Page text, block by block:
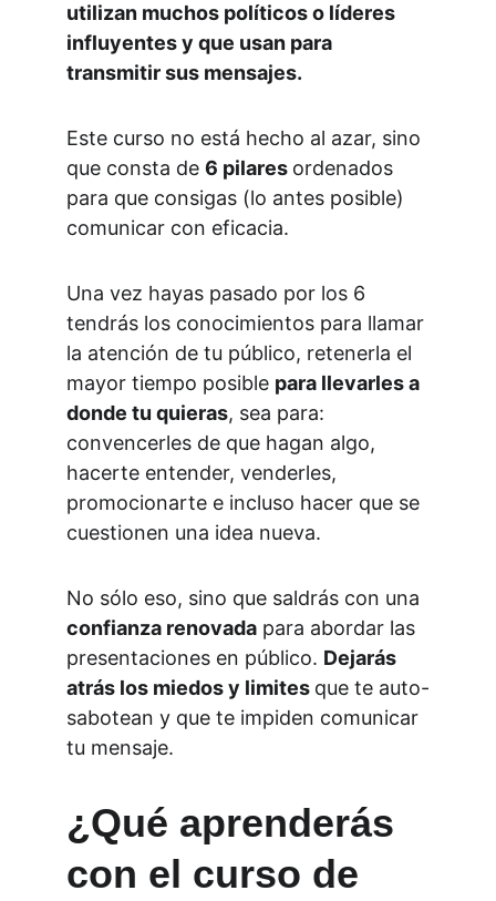
utilizan muchos políticos o líderes
influyentes y que usan para
transmitir sus mensajes.
Este curso no está hecho al azar, sino
que consta de 6 pilares ordenados
para que consigas (lo antes posible)
comunicar con eficacia.
Una vez hayas pasado por los 6
tendrás los conocimientos para llamar
la atención de tu público, retenerla el
mayor tiempo posible para llevarles a
donde tu quieras, sea para:
convencerles de que hagan algo,
hacerte entender, venderles,
promocionarte e incluso hacer que se
cuestionen una idea nueva.
No sólo eso, sino que saldrás con una
confianza renovada para abordar las
presentaciones en público. Dejarás
atrás los miedos y limites que te auto-
sabotean y que te impiden comunicar
tu mensaje.
¿Qué aprenderás
con el curso de